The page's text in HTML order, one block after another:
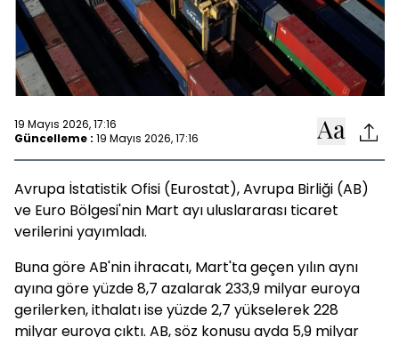
19 Mayıs 2026, 17:16
Güncelleme : 19 Mayıs 2026, 17:16
Avrupa İstatistik Ofisi (Eurostat), Avrupa Birliği (AB)
ve Euro Bölgesi'nin Mart ayı uluslararası ticaret
verilerini yayımladı.
Buna göre AB'nin ihracatı, Mart'ta geçen yılın aynı
ayına göre yüzde 8,7 azalarak 233,9 milyar euroya
gerilerken, ithalatı ise yüzde 2,7 yükselerek 228
milyar euroya çıktı. AB, söz konusu ayda 5,9 milyar